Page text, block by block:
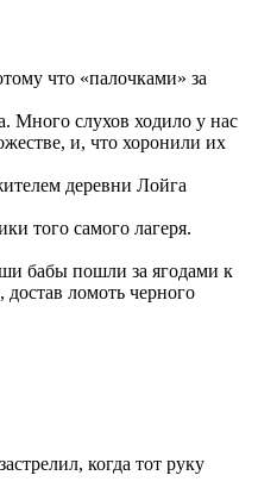
что «палочками» за
Много слухов ходило у нас
и, что хоронили их
деревни Лойга
того самого лагеря.
бабы пошли за ягодами к
ломоть черного
когда тот руку